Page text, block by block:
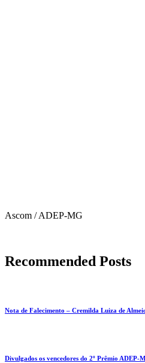
Ascom / ADEP-MG
Recommended Posts
Nota de Falecimento – Cremilda Luiza de
Divulgados os vencedores do 2º Prêmio ADEP-